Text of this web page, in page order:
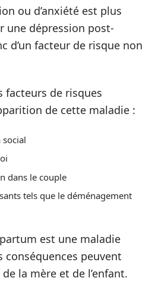
ou d’anxiété est plus
une dépression post-
d’un facteur de risque non
facteurs de risques
de cette maladie :
social
dans le couple
tels que le déménagement
est une maladie
conséquences peuvent
la mère et de l’enfant.